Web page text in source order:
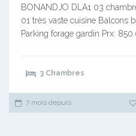
BONANDJO DLA1 03
01 très vaste cuisine Balcons
Parking forage gardin Prx:
3 Chambres
7 mois depuis